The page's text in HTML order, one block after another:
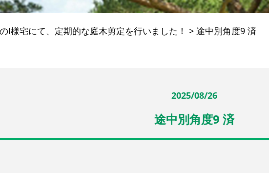
I様宅にて、定期的な庭木剪定を行いました！ > 途中別角度9 済
2025/08/26
途中別角度9 済